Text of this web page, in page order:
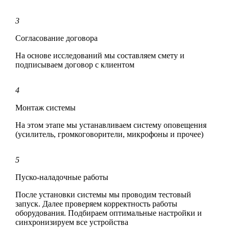
3
Согласование договора
На основе исследований мы составляем смету и
подписываем договор с клиентом
4
Монтаж системы
На этом этапе мы устанавливаем систему оповещения
(усилитель, громкоговорители, микрофоны и прочее)
5
Пуско-наладочные работы
После установки системы мы проводим тестовый
запуск. Далее проверяем корректность работы
оборудования. Подбираем оптимальные настройки и
синхронизируем все устройства